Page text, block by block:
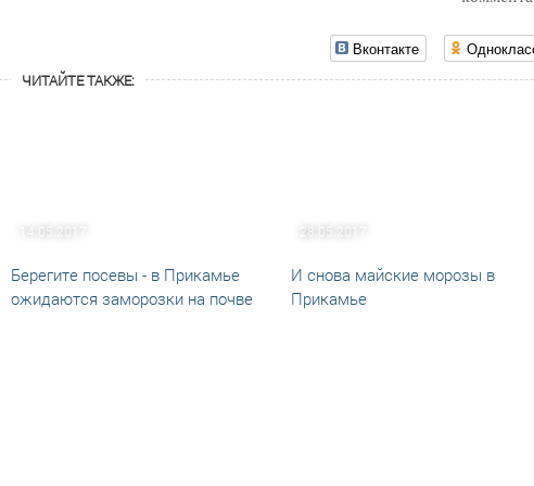
Вконтакте
ЧИТАЙТЕ ТАКЖЕ:
14.05.2017
Берегите посевы - в Прикамье
ожидаются заморозки на почве
28.05.2017
И снова майские морозы в
Прикамье